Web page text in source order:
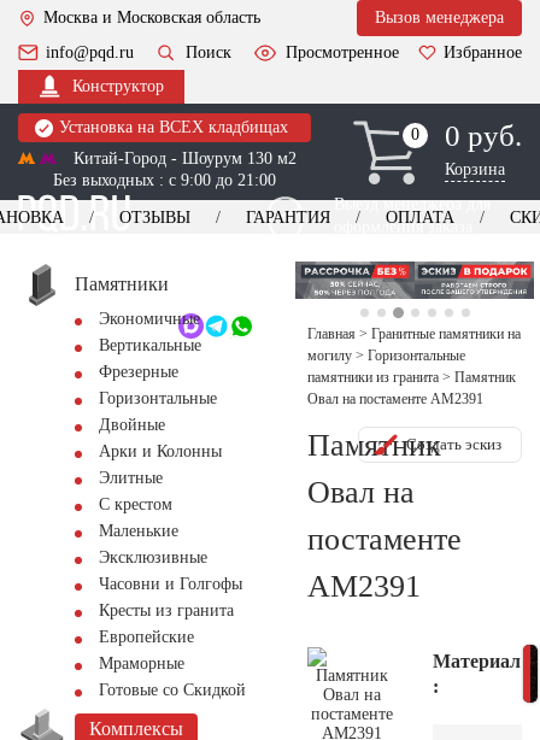
Москва и Московская область
Вызов менеджера
info@pqd.ru
Поиск Просмотренное
Избранное
Конструктор
Установка на ВСЕХ кладбищах
Китай-Город - Шоурум 130 м2
Без выходных : с 9:00 до 21:00
0
0 0 руб.
Корзина
Выезд менеджера для
оформления заказа
+7 (495) 518-44-23
Обратный звонок
ОТЗЫВЫ ГАРАНТИЯ ОПЛАТА
Памятники
Экономичные
Вертикальные
Фрезерные
Горизонтальные
Двойные
Арки и Колонны
Элитные
С крестом
Маленькие
Эксклюзивные
Часовни и Голгофы
Кресты из гранита
Европейские
Мраморные
Готовые со Скидкой
Комплексы
Главная > Гранитные памятники на
могилу > Горизонтальные
памятники из гранита > Памятник
Овал на постаменте AM2391
Памятник
Овал на
постаменте
AM2391
Создать эскиз
Материал
: